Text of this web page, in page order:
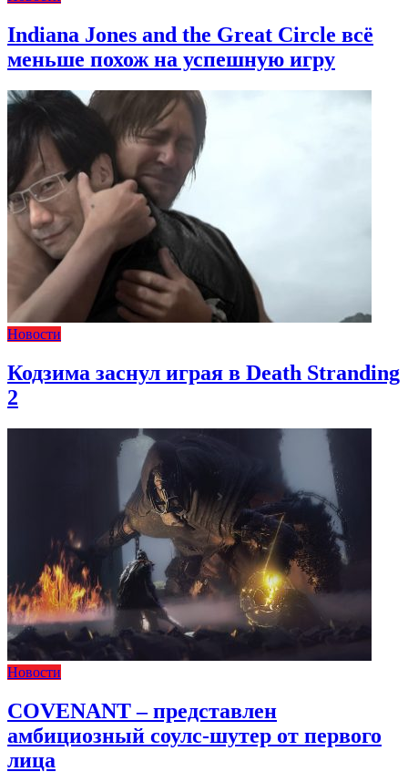
Indiana Jones and the Great Circle всё
меньше похож на успешную игру
Новости
Кодзима заснул играя в Death Stranding
2
Новости
COVENANT – представлен
амбициозный соулс-шутер от первого
лица